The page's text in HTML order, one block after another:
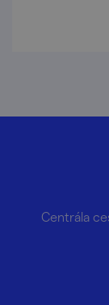
Centrála